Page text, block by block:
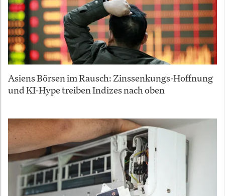
Asiens Börsen im Rausch: Zinssenkungs-Hoffnung
und KI-Hype treiben Indizes nach oben